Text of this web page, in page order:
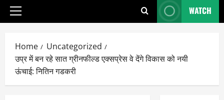
Primary
WATCH
Home
Uncategorized
उप्र में बन रहे सात ग्रीनफील्ड एक्सप्रेस वे देंगे विकास को नयी
ऊंचाई: नितिन गडकरी